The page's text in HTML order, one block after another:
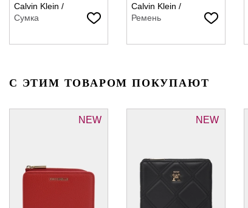
Calvin Klein /
Сумка
Calvin Klein /
Ремень
С ЭТИМ ТОВАРОМ ПОКУПАЮТ
NEW NEW